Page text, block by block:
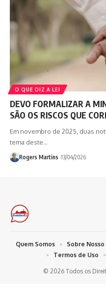
O QUE DIZ A LEI
DEVO FORMALIZAR A
SÃO OS RISCOS QUE
Em novembro de 2025, duas
tema deste…
Rogers Martins 13/04/2026
© 2026 Todos os
Quem Somos Sobre
Termos de Uso